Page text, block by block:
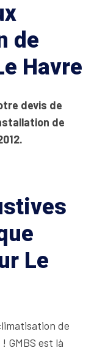
de
Havre
devis de
de
Le
de
GMBS est là